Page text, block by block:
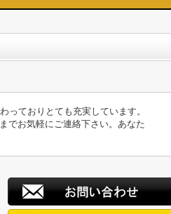
っておりとても充実しています。
でお気軽にご連絡下さい。あなた